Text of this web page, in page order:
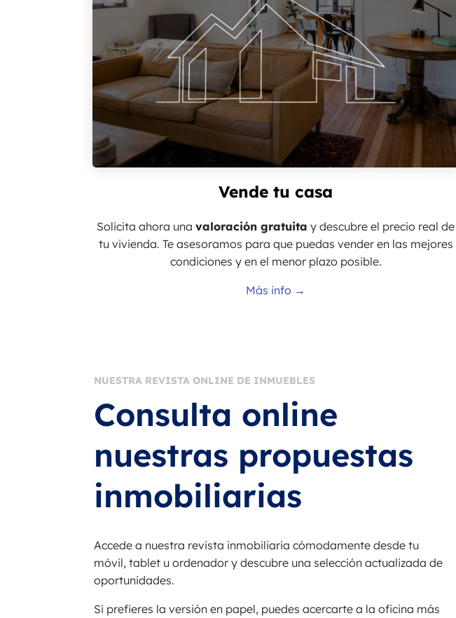
Vende tu casa
Solicita ahora unavaloración gratuita y descubre el precio real de
tu vivienda. Te asesoramos para que puedas vender en las mejores
condiciones y en el menor plazo posible.
Más info →
NUESTRA REVISTA ONLINE DE INMUEBLES
Consulta online
nuestras propuestas
inmobiliarias
Accede a nuestra revista inmobiliaria cómodamente desde tu
móvil, tablet u ordenador y descubre una selección actualizada de
oportunidades.
Si prefieres la versión en papel, puedes acercarte a la oficina más